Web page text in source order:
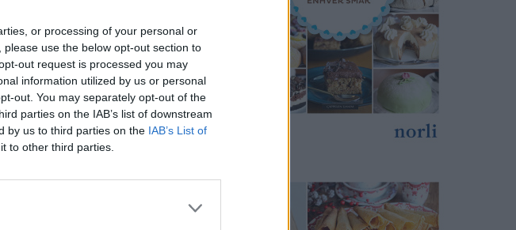
or processing of your personal or
use the below opt-out section to
out request is processed you may
information utilized by us or personal
out. You may separately opt-out of the
parties on the IAB’s list of downstream
by us to third parties on the IAB’s List of
to other third parties.